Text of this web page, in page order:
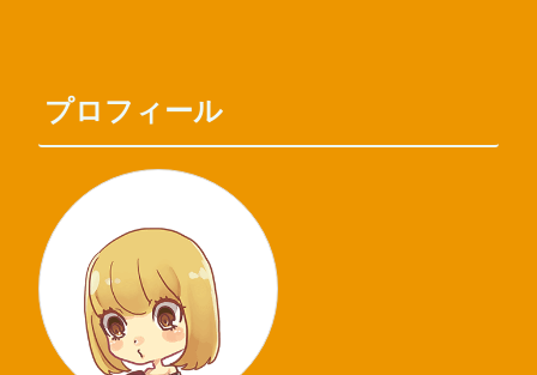
プロフィール